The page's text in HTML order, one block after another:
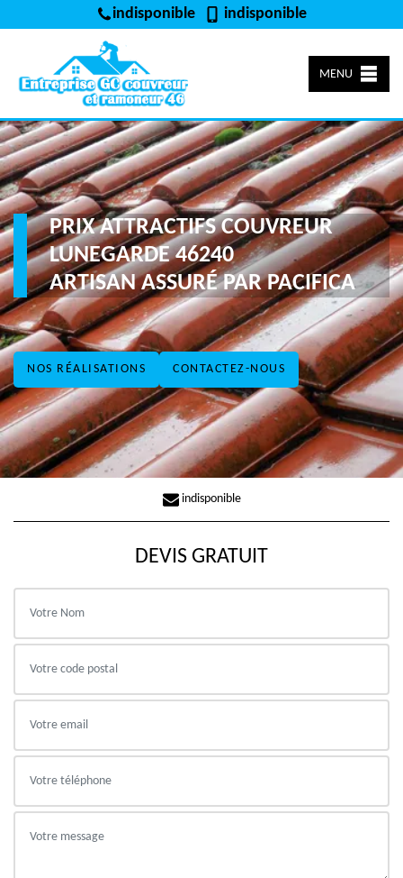
indisponible indisponible
MENU
NOS RÉALISATIONS CONTACTEZ-NOUS
PRIX ATTRACTIFS COUVREUR
LUNEGARDE 46240
ARTISAN ASSURÉ PAR PACIFICA
indisponible
DEVIS GRATUIT